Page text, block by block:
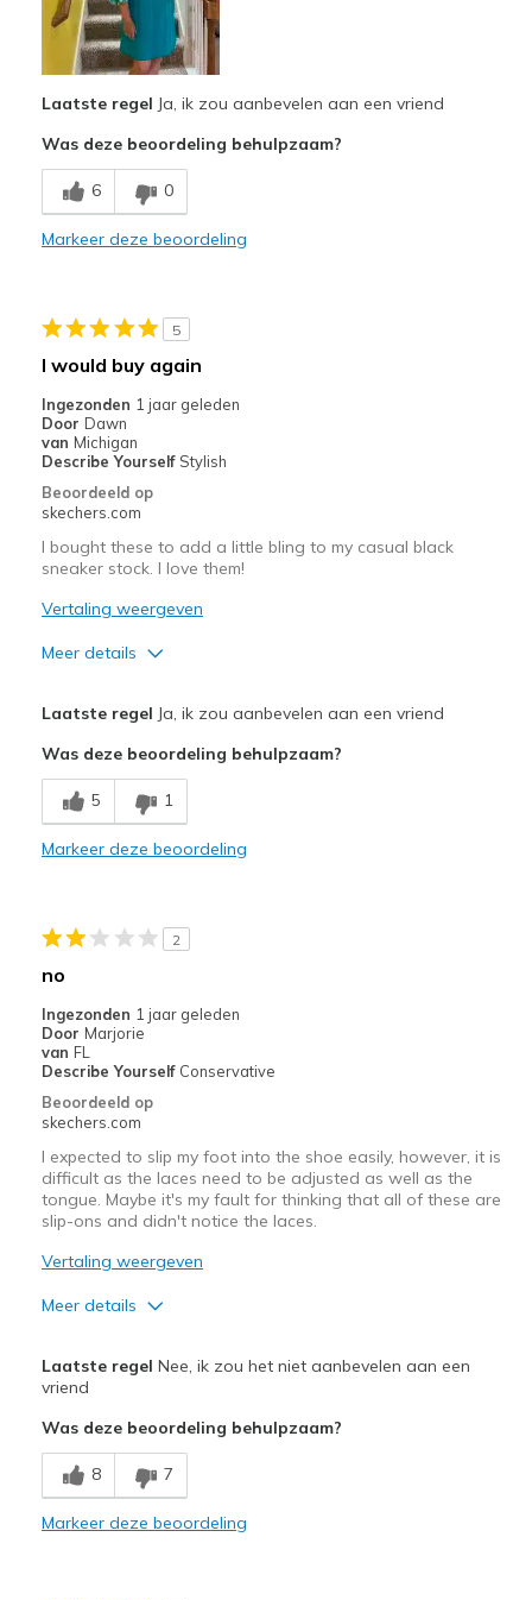
Comfortable
Stylish
Beste toepassingen
Casual Wear
Width
Sizing
Feels true to size
Laatste regel Ja, ik zou aanbevelen aan een vriend
Was deze beoordeling behulpzaam?
6 0
Markeer deze beoordeling
5
I would buy again
Ingezonden 1 jaar geleden
Door Dawn
van Michigan
Describe Yourself Stylish
Beoordeeld op
skechers.com
I bought these to add a little bling to my casual black
sneaker stock. I love them!
Vertaling weergeven
Meer details
Comfortable
Stylish
Travel
Width
Feels true to width
Sizing
View On Shoes
I'm Really Into Shoes
Laatste regel Ja, ik zou aanbevelen aan een vriend
Was deze beoordeling behulpzaam?
5 1
Markeer deze beoordeling
2
no
Ingezonden 1 jaar geleden
Door Marjorie
van FL
Describe Yourself Conservative
Beoordeeld op
skechers.com
I expected to slip my foot into the shoe easily, however, it is
difficult as the laces need to be adjusted as well as the
tongue. Maybe it's my fault for thinking that all of these are
slip-ons and didn't notice the laces.
Vertaling weergeven
Meer details
Attractive Design
Minpunten
I can't just slip my foot into them. I am disapp
I thought all of these shoes were slip ons but I
Laatste regel Nee, ik zou het niet aanbevelen aan een
vriend
Was deze beoordeling behulpzaam?
8 7
Markeer deze beoordeling